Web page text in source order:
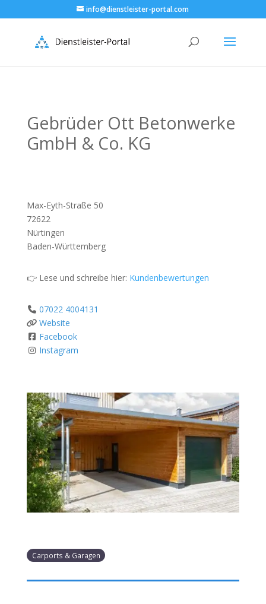
info@dienstleister-portal.com
Gebrüder Ott Betonwerke
GmbH & Co. KG
Max-Eyth-Straße 50
72622
Nürtingen
Baden-Württemberg
👉 Lese und schreibe hier: Kundenbewertungen
07022 4004131
Website
Facebook
Instagram
Carports & Garagen